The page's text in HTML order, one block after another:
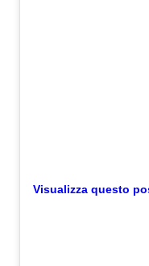
Visualizza questo